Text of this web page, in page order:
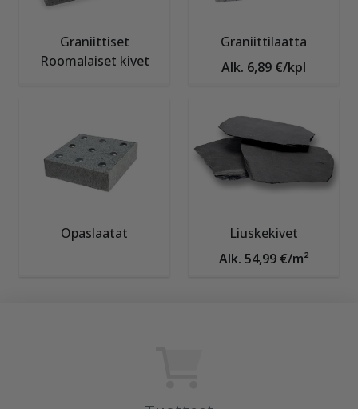
Graniittiset
Roomalaiset kivet
Graniittilaatta
Alk. 6,89 €/kpl
Opaslaatat
Liuskekivet
Alk. 54,99 €/m²